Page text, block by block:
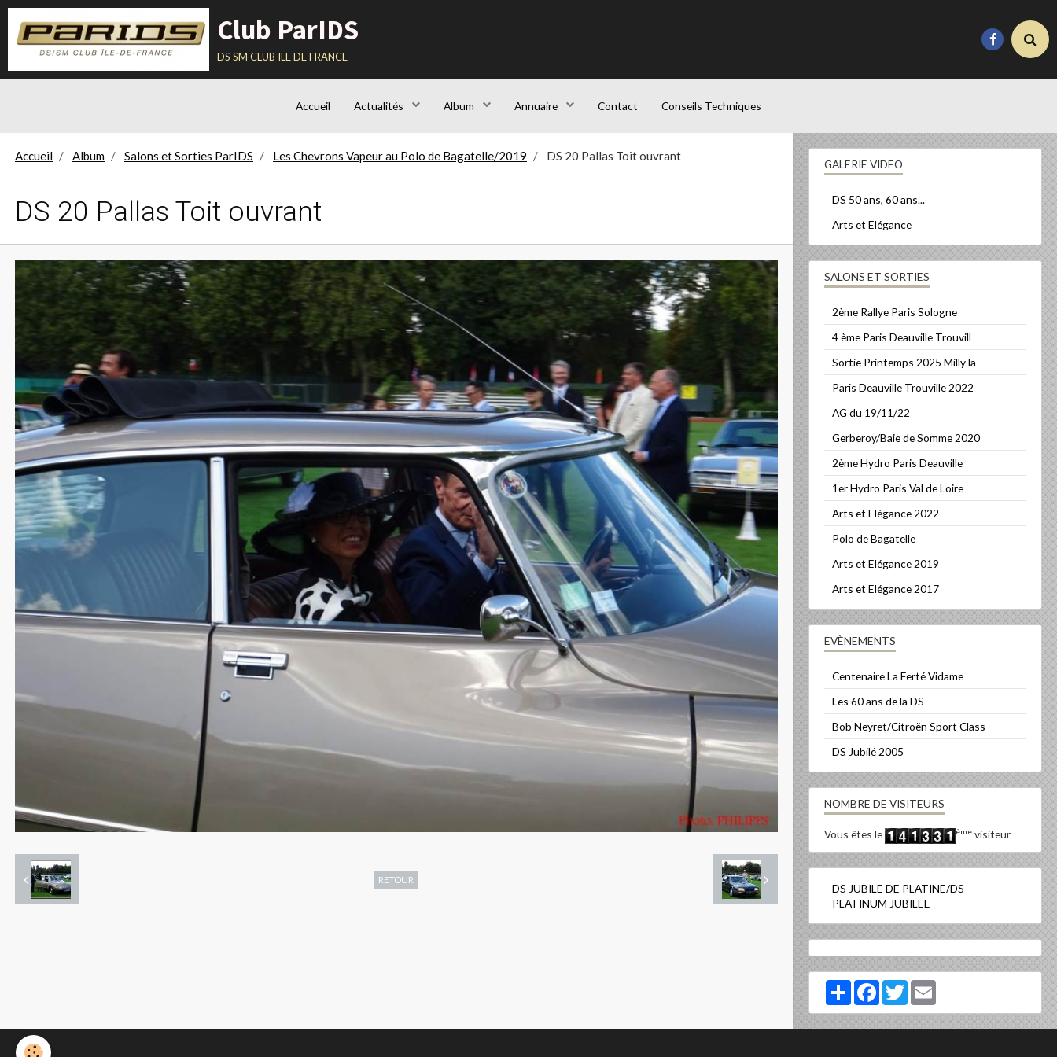
Club ParIDS
ds sm club ile de france
Accueil Actualités Album Annuaire Contact Conseils Techniques
Accueil Album Salons et Sorties ParIDS Les Chevrons Vapeur au Polo de Bagatelle/2019 DS 20 Pallas Toit ouvrant
DS 20 Pallas Toit ouvrant
RETOUR
GALERIE VIDEO
DS 50 ans, 60 ans...
Arts et Elégance
SALONS ET SORTIES
2ème Rallye Paris Sologne
4 ème Paris Deauville Trouvill
Sortie Printemps 2025 Milly la
Paris Deauville Trouville 2022
AG du 19/11/22
Gerberoy/Baie de Somme 2020
2ème Hydro Paris Deauville
1er Hydro Paris Val de Loire
Arts et Elégance 2022
Polo de Bagatelle
Arts et Elégance 2019
Arts et Elégance 2017
EVÈNEMENTS
Centenaire La Ferté Vidame
Les 60 ans de la DS
Bob Neyret/Citroën Sport Class
DS Jubilé 2005
NOMBRE DE VISITEURS
Vous êtes le ème visiteur
DS JUBILE DE PLATINE/DS
PLATINUM JUBILEE
PartagerFacebookTwitter